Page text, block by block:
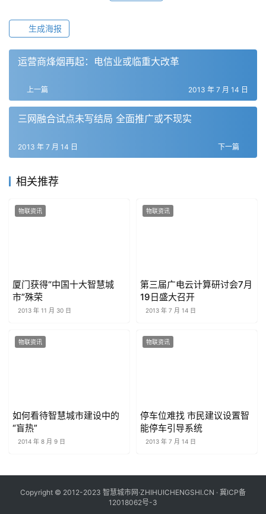
生成海报
运营商烽烟再起：电信业或临重大改革
上一篇 2013 年 7 月 14 日
三网融合试点未写结局 全面推广或不现实
下一篇
2013 年 7 月 14 日
相关推荐
物联资讯
厦门获得“中国十大智慧城
市”殊荣
2013 年 11 月 30 日
物联资讯
第三届广电云计算研讨会7月
19日盛大召开
2013 年 7 月 14 日
物联资讯
如何看待智慧城市建设中的
“盲热”
2014 年 8 月 9 日
物联资讯
停车位难找 市民建议设置智
能停车引导系统
2013 年 7 月 14 日
Copyright © 2012-2023 智慧城市网·ZHIHUICHENGSHI.CN · 冀ICP备
12018062号-3